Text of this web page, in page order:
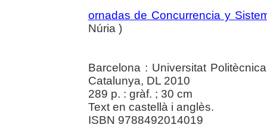
ornadas de Concurrencia y
Núria )
Barcelona : Universitat
Catalunya, DL 2010
289 p. : gràf. ; 30 cm
Text en castellà i anglès.
ISBN 9788492014019